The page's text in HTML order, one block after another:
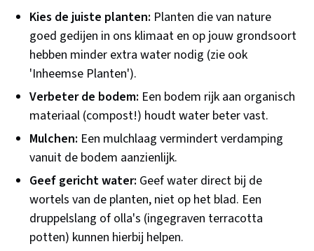
Kies de juiste planten: Planten die van nature
goed gedijen in ons klimaat en op jouw grondsoort
hebben minder extra water nodig (zie ook
'Inheemse Planten').
Verbeter de bodem: Een bodem rijk aan organisch
materiaal (compost!) houdt water beter vast.
Mulchen: Een mulchlaag vermindert verdamping
vanuit de bodem aanzienlijk.
Geef gericht water: Geef water direct bij de
wortels van de planten, niet op het blad. Een
druppelslang of olla's (ingegraven terracotta
potten) kunnen hierbij helpen.